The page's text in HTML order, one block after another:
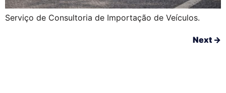
Serviço de Consultoria de Importação de Veículos.
Next →